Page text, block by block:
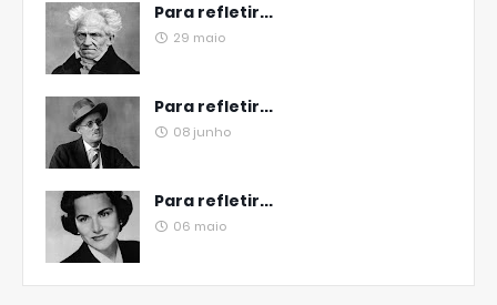
Para refletir...
29 maio
Para refletir...
08 junho
Para refletir...
06 maio